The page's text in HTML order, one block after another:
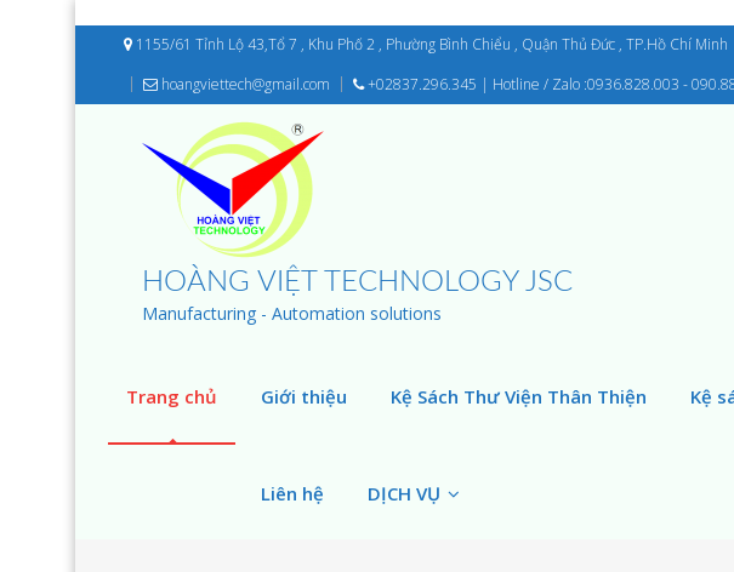
1155/61 Tỉnh Lộ 43,Tổ 7 , Khu Phố 2 , Phường Bình Chiểu , Quận Thủ Đức , TP.Hồ Chí Minh
hoangviettech@gmail.com
+02837.296.345 | Hotline / Zalo :0936.828.003 -
HOÀNG VIỆT TECHNOLOGY JSC
Manufacturing - Automation solutions
Trang chủ Giới thiệu Kệ Sách Thư Viện Thân Thiện Kệ
Liên hệ DỊCH VỤ